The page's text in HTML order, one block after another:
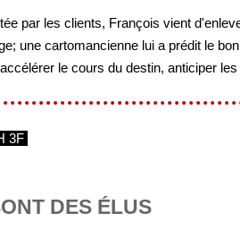
par les clients, François vient
une cartomancienne lui a prédit le
le cours du destin, anticiper
3F
DES ÉLUS